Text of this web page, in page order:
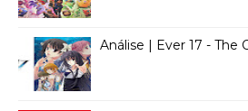
Análise | Ever 17 - The